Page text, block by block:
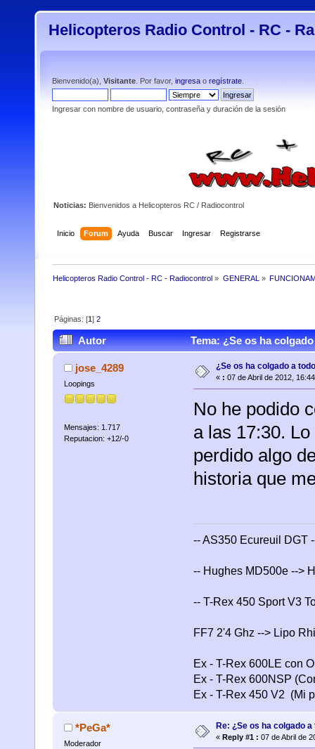
Helicopteros Radio Control - RC -
Bienvenido(a), Visitante . Por favor, ingresa o regístrate
Ingresar con nombre de usuario, contraseña y duración de la sesión
Noticias: Bienvenidos a Helicopteros RC / Radiocontrol
Inicio Forum Ayuda Buscar Ingresar Registrarse
Helicopteros Radio Control - RC - Radiocontrol » GENERAL »
Páginas: [1]2
Autor Tema: ¿Se os ha
jose_4289
Loopings
Mensajes: 1.717
Reputacion: +12/-0
¿Se os ha colgado a
« : 07 de Abril de 2012,
No he podido
a las 17:30.
perdido algo
historia que
-- AS350 Ecureuil DGT
-- Hughes MD500e -->
-- T-Rex 450 Sport V3
FF7 2'4 Ghz --> Lipo
Ex - T-Rex 600LE con
Ex - T-Rex 600NSP
Ex - T-Rex 450 V2 (Mi
*PeGa*
Moderador
Re: ¿Se os ha colgado
« Reply #1 : 07 de Abril de